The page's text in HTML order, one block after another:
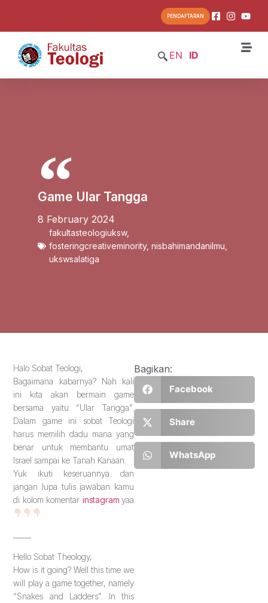
PENDAFTARAN
EN ID
Game Ular Tangga
8 February 2024
fakultasteologiuksw,
fosteringcreativeminority, nisbahimandanilmu
ukswsalatiga
Halo Sobat Teologi,
Bagaimana kabarnya? Nah kali
ini kita akan bermain game
bersama yaitu “Ular Tangga”.
Dalam game ini sobat Teologi
harus memilih dadu mana yang
benar untuk membantu umat
Israel sampai ke Tanah Kanaan.
Yuk ikuti keseruannya dan
jangan lupa tulis jawaban kamu
di kolom komentar instagramyaa
Hello Sobat Theology,
How is it going? Well this time we
will play a game together, namely
“Snakes and Ladders”. In this
Bagikan:
Facebook
Share
WhatsApp